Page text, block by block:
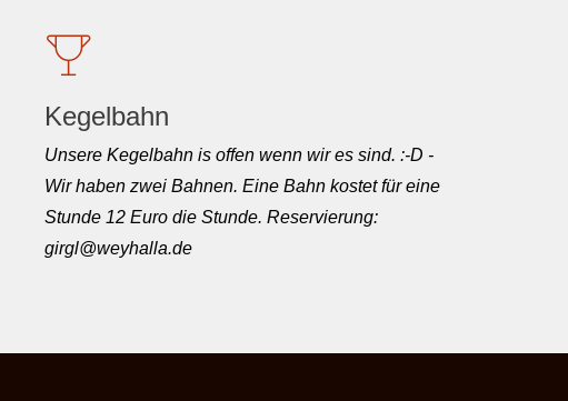
Kegelbahn
Unsere Kegelbahn is offen wenn wir es sind. :-D -
Wir haben zwei Bahnen. Eine Bahn kostet für eine
Stunde 12 Euro die Stunde. Reservierung:
girgl@weyhalla.de